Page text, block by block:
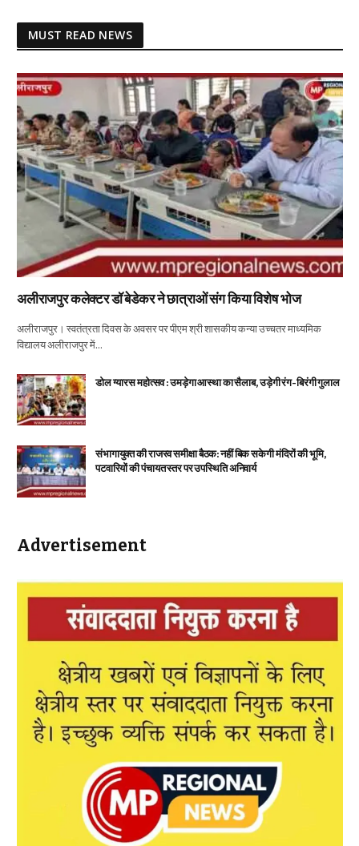
MUST READ NEWS
अलीराजपुर कलेक्टर डॉ बेडेकर ने छात्राओं संग किया विशेष भोज
अलीराजपुर। स्वतंत्रता दिवस के अवसर पर पीएम श्री शासकीय कन्या उच्चतर माध्यमिक
विद्यालय अलीराजपुर में…
डोल ग्यारस महोत्सव : उमड़ेगा आस्था का सैलाब, उड़ेगी रंग-बिरंगी गुलाल
संभागायुक्त की राजस्व समीक्षा बैठक: नहीं बिक सकेगी मंदिरों की भूमि,
पटवारियों की पंचायत स्तर पर उपस्थिति अनिवार्य
Advertisement